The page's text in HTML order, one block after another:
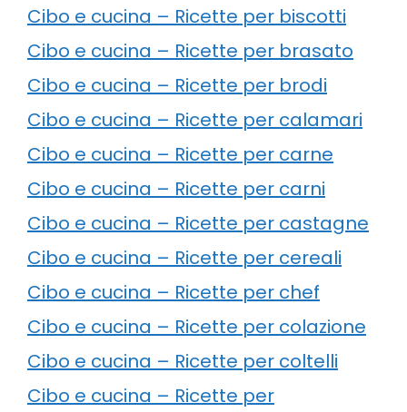
Cibo e cucina – Ricette per biscotti
Cibo e cucina – Ricette per brasato
Cibo e cucina – Ricette per brodi
Cibo e cucina – Ricette per calamari
Cibo e cucina – Ricette per carne
Cibo e cucina – Ricette per carni
Cibo e cucina – Ricette per castagne
Cibo e cucina – Ricette per cereali
Cibo e cucina – Ricette per chef
Cibo e cucina – Ricette per colazione
Cibo e cucina – Ricette per coltelli
Cibo e cucina – Ricette per